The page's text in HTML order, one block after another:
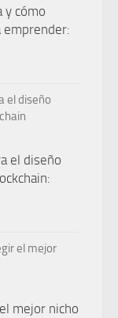
y cómo
emprender:
el diseño
mejor nicho